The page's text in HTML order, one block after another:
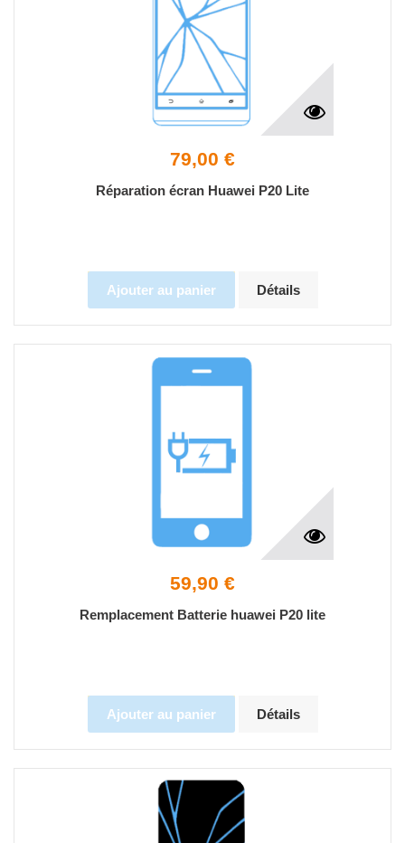
79,00 €
Réparation écran Huawei P20 Lite
Ajouter au panier Détails
59,90 €
Remplacement Batterie huawei P20 lite
Ajouter au panier Détails